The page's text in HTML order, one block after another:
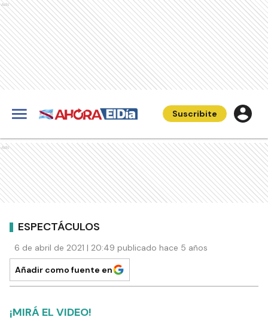
Ads
Suscribite
Ads
ESPECTÁCULOS
6 de abril de 2021 | 20:49 publicado hace 5 años
Añadir como fuente en
¡MIRÁ EL VIDEO!